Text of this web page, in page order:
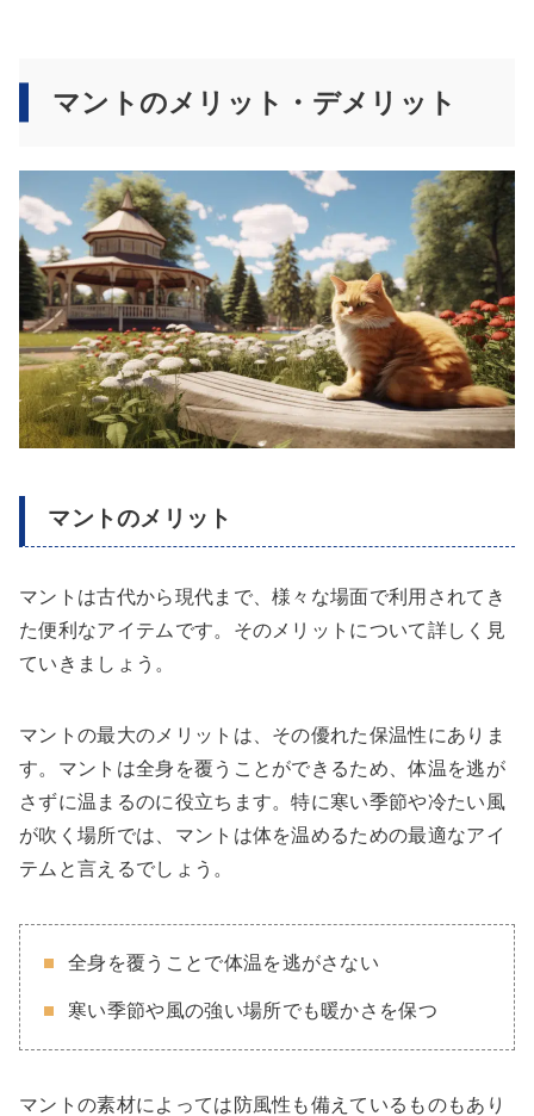
マントのメリット・デメリット
マントのメリット
マントは古代から現代まで、様々な場面で利用されてき
た便利なアイテムです。そのメリットについて詳しく見
ていきましょう。
マントの最大のメリットは、その優れた保温性にありま
す。マントは全身を覆うことができるため、体温を逃が
さずに温まるのに役立ちます。特に寒い季節や冷たい風
が吹く場所では、マントは体を温めるための最適なアイ
テムと言えるでしょう。
全身を覆うことで体温を逃がさない
寒い季節や風の強い場所でも暖かさを保つ
マントの素材によっては防風性も備えているものもあり